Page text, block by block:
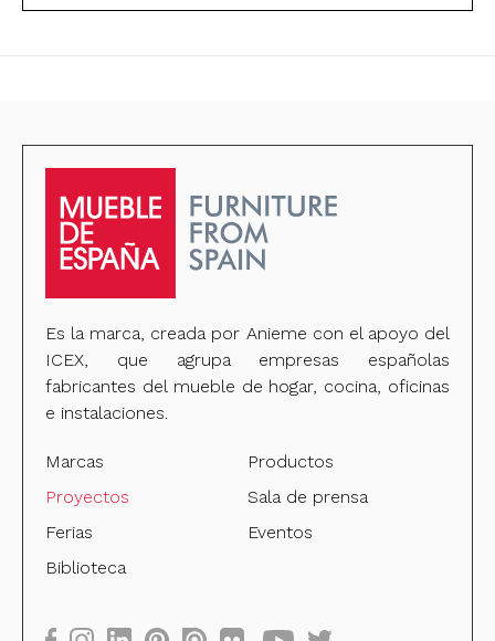
Es la marca, creada por Anieme con el apoyo del
ICEX, que agrupa empresas españolas
fabricantes del mueble de hogar, cocina, oficinas
e instalaciones.
Marcas
Productos
Proyectos
Sala de prensa
Ferias
Eventos
Biblioteca